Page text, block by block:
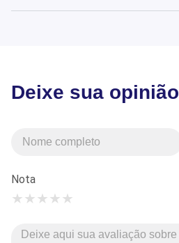
Deixe sua opinião
Nota
★
★
★
★
★